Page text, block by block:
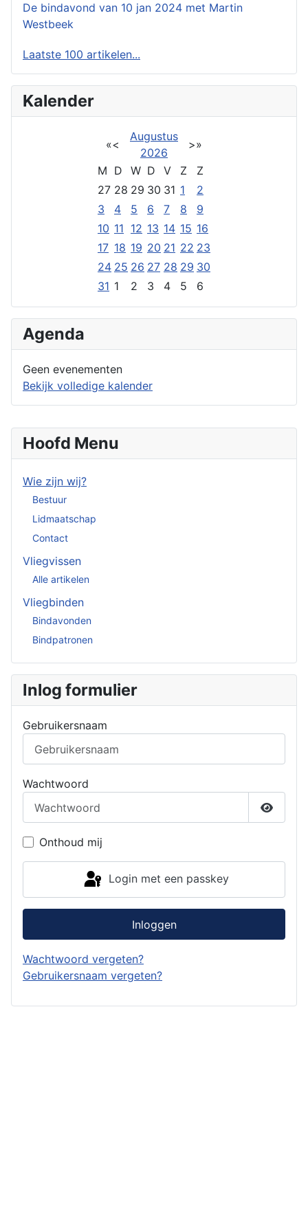
Hoofd Menu
Wie zijn wij?
Bestuur
Lidmaatschap
Contact
Vliegvissen
Alle artikelen
Vliegbinden
Bindavonden
Bindpatronen
Inlog formulier
Gebruikersnaam
Wachtwoord
Toon
Onthoud mij
Login met een passkey
Inloggen
Wachtwoord vergeten?
Gebruikersnaam vergeten?
De bindavond van 10 jan 2024 met Martin
Westbeek
Laatste 100 artikelen...
Kalender
«<
Augustus
2026
>»
M D W D V Z
Z
27 28 29 30 31 1
2
3
4 5 6 7 8
9
10 11 12 13 14 15 16
17 18 19 20 21 22 23
24 25 26 27 28 29 30
31 1 2 3 4 5 6
Agenda
Geen evenementen
Bekijk volledige kalender